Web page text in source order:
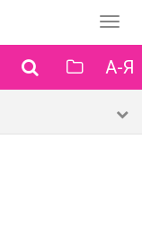
А-Я